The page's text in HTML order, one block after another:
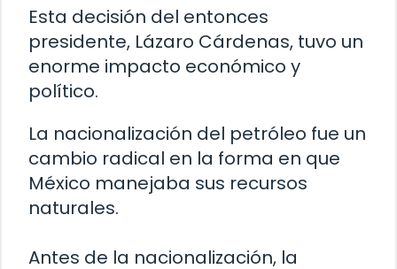
Esta decisión del entonces
presidente, Lázaro Cárdenas, tuvo un
enorme impacto económico y
político.
La nacionalización del petróleo fue un
cambio radical en la forma en que
México manejaba sus recursos
naturales.
Antes de la nacionalización, la